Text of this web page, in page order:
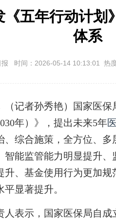
《五年行动计划
体系
报 时间：2026-05-14 10:13:01 热
者孙秀艳）国家医保
年）》，提出未来5年
、综合施策，全方位、多
智能监管能力明显提升
升、基金使用行为更加
显著提升。
表示，国家医保局自成